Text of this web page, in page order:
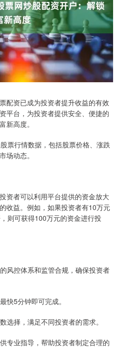
配资已成为投资者提升收益的有效
平台，为投资者提供安全、便捷的
新高度。
票行情数据，包括股票价格、涨跌
场动态。
资者可以利用平台提供的资金放大
收益。例如，如果投资者有10万元
则可获得100万元的资金进行投
风控体系和监管合规，确保投资者
快5分钟即可完成。
选择，满足不同投资者的需求。
专业指导，帮助投资者制定合理的